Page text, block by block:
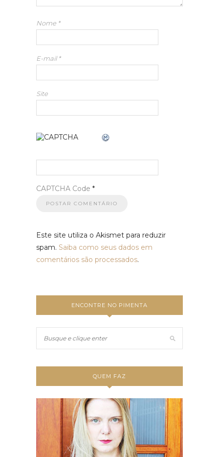
Nome *
E-mail*
Site
CAPTCHA Code *
Este site utiliza o Akismet para reduzir
spam. Saiba como seus dados em
comentários são processados.
ENCONTRE NO PIMENTA
QUEM FAZ